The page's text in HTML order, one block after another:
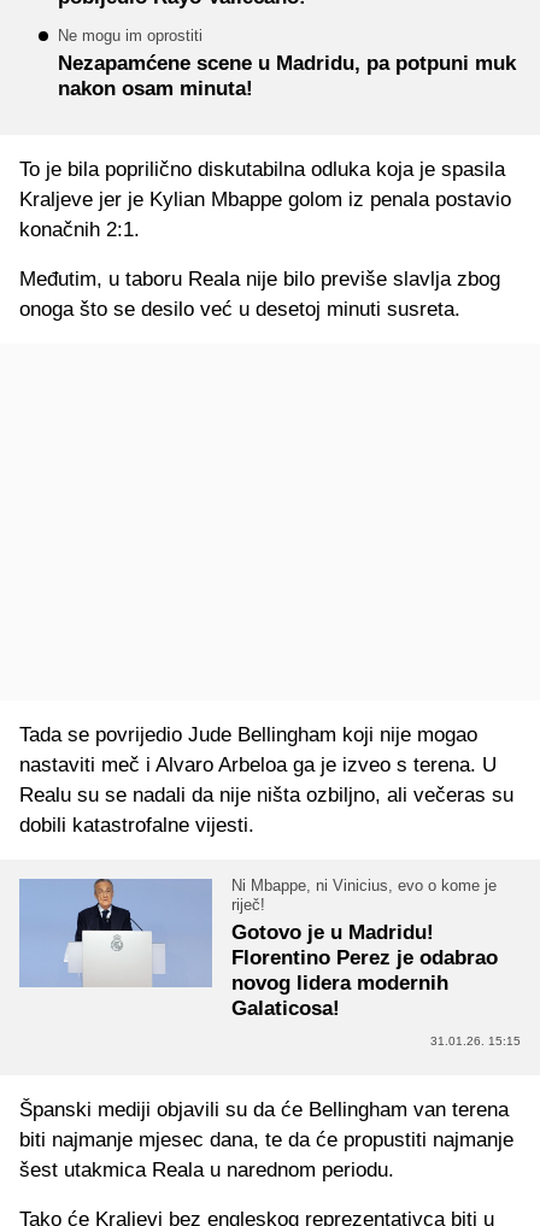
Ne mogu im oprostiti
Nezapamćene scene u Madridu, pa potpuni muk
nakon osam minuta!
To je bila poprilično diskutabilna odluka koja je spasila
Kraljeve jer je Kylian Mbappe golom iz penala postavio
konačnih 2:1.
Međutim, u taboru Reala nije bilo previše slavlja zbog
onoga što se desilo već u desetoj minuti susreta.
Tada se povrijedio Jude Bellingham koji nije mogao
nastaviti meč i Alvaro Arbeloa ga je izveo s terena. U
Realu su se nadali da nije ništa ozbiljno, ali večeras su
dobili katastrofalne vijesti.
Ni Mbappe, ni Vinicius, evo o kome je
riječ!
Gotovo je u Madridu!
Florentino Perez je odabrao
novog lidera modernih
Galaticosa!
31.01.26. 15:15
Španski mediji objavili su da će Bellingham van terena
biti najmanje mjesec dana, te da će propustiti najmanje
šest utakmica Reala u narednom periodu.
Tako će Kraljevi bez engleskog reprezentativca biti u